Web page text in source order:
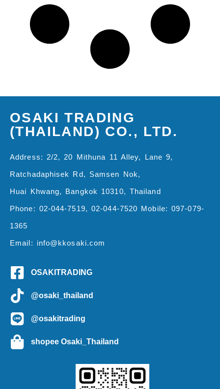
OSAKI TRADING
(THAILAND) CO., LTD.
Address: 2/2, 20 Mithuna 11 Alley, Lane 9,
Ratchadaphisek Rd, Samsen Nok,
Huai Khwang, Bangkok 10310, Thailand
Phone: 02-044-7519, 02-044-7520 Mobile: 097-079-
1365
Email: info@kkosaki.com
OSAKITRADING
@osaki_thailand
@osakitrading
shopee Osaki_Thailand